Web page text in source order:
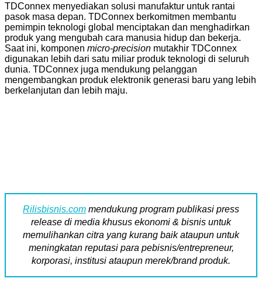
TDConnex menyediakan solusi manufaktur untuk rantai
pasok masa depan. TDConnex berkomitmen membantu
pemimpin teknologi global menciptakan dan menghadirkan
produk yang mengubah cara manusia hidup dan bekerja.
Saat ini, komponen micro-precision mutakhir TDConnex
digunakan lebih dari satu miliar produk teknologi di seluruh
dunia. TDConnex juga mendukung pelanggan
mengembangkan produk elektronik generasi baru yang lebih
berkelanjutan dan lebih maju.
Rilisbisnis.com mendukung program publikasi press
release di media khusus ekonomi & bisnis untuk
memulihankan citra yang kurang baik ataupun untuk
meningkatan reputasi para pebisnis/entrepreneur,
korporasi, institusi ataupun merek/brand produk.